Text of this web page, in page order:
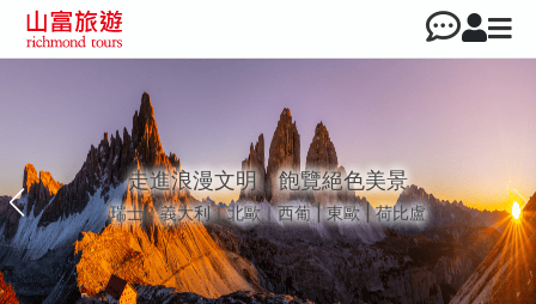
走進浪漫文明，飽覽絕色美景
瑞士｜義大利｜北歐｜西葡 | 東歐 | 荷比盧